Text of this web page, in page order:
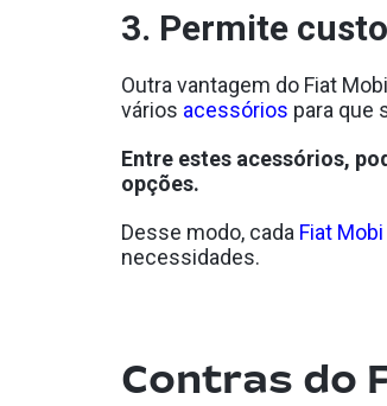
3. Permite
Outra vantagem do Fiat
vários acessórios para que
Entre estes acessórios,
opções.
Desse modo, cada Fiat Mobi
necessidades.
Contras do